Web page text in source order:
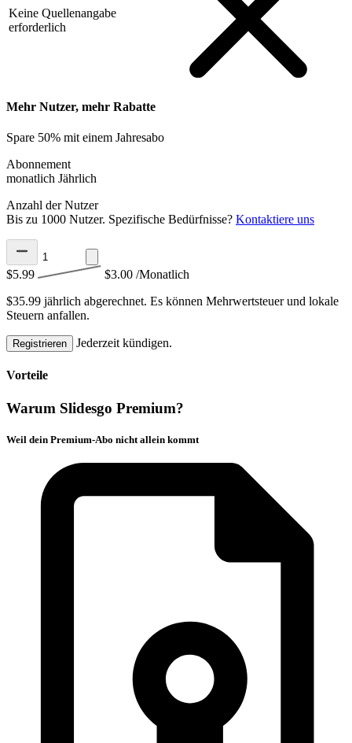
Keine Quellenangabe
erforderlich
Mehr Nutzer, mehr Rabatte
Spare 50% mit einem Jahresabo
Abonnement
monatlich Jährlich
Anzahl der Nutzer
Bis zu 1000 Nutzer. Spezifische Bedürfnisse? Kontaktiere uns
$5.99 $3.00 /Monatlich
$35.99 jährlich abgerechnet. Es können Mehrwertsteuer und lokale
Steuern anfallen.
Registrieren Jederzeit kündigen.
Vorteile
Warum Slidesgo Premium?
Weil dein Premium-Abo nicht allein kommt